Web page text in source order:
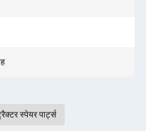
स्पेयर पार्ट्स